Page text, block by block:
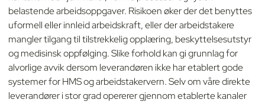
belastende arbeidsoppgaver. Risikoen øker der det benyttes
uformell eller innleid arbeidskraft, eller der arbeidstakere
mangler tilgang til tilstrekkelig opplæring, beskyttelsesutstyr
og medisinsk oppfølging. Slike forhold kan gi grunnlag for
alvorlige avvik dersom leverandøren ikke har etablert gode
systemer for HMS og arbeidstakervern. Selv om våre direkte
leverandører i stor grad opererer gjennom etablerte kanaler